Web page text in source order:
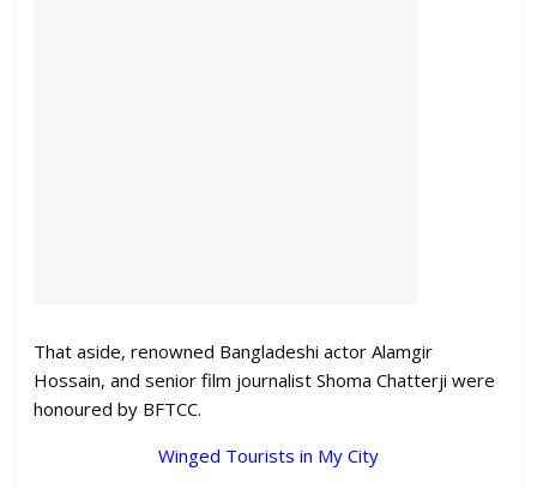
That aside, renowned Bangladeshi actor Alamgir
Hossain, and senior film journalist Shoma Chatterji were
honoured by BFTCC.
Winged Tourists in My City